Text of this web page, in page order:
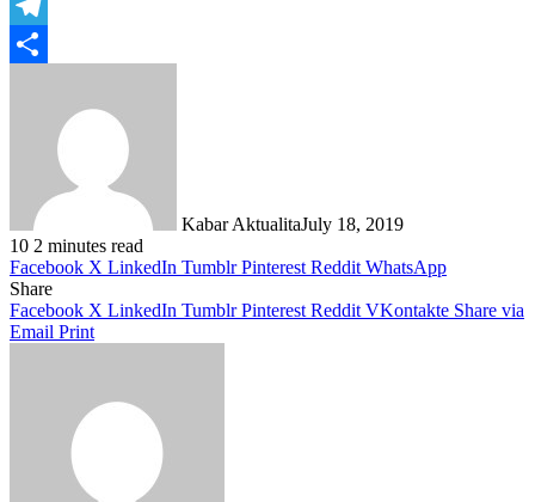
WhatsApp
Telegram
Kabar AktualitaJuly 18, 2019
10 2 minutes read
Facebook X LinkedIn Tumblr Pinterest Reddit WhatsApp
Share
Facebook X LinkedIn Tumblr Pinterest Reddit VKontakte Share via
Email Print